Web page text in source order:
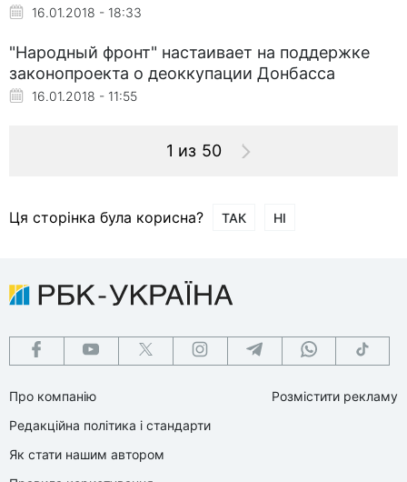
16.01.2018 - 18:33
"Народный фронт" настаивает на поддержке
законопроекта о деоккупации Донбасса
16.01.2018 - 11:55
1 из 50
Ця сторінка була корисна? ТАК НІ
Про компанію
Редакційна політика і стандарти
Як стати нашим автором
Розмістити рекламу